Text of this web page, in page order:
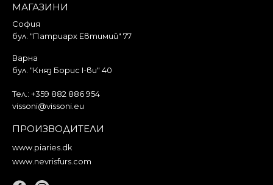
МАГАЗИНИ
София
бул. "Патриарх Евтимий" 77
Варна
бул. "Княз Борис I-ви" 40
Тел.: +359 882 886 954
vissoni@vissoni.eu
ПРОИЗВОДИТЕЛИ
www.piaries.dk
www.nevrisfurs.com